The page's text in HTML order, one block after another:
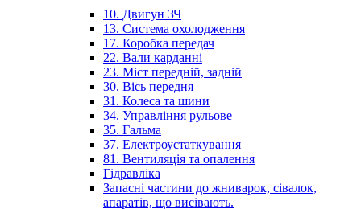
10. Двигун ЗЧ
13. Система охолодження
17. Коробка передач
22. Вали карданні
23. Міст передній, задній
30. Вісь передня
31. Колеса та шини
34. Управління рульове
35. Гальма
37. Електроустаткування
81. Вентиляція та опалення
Гідравліка
Запасні частини до жниварок, сівалок,
апаратів, що висівають.